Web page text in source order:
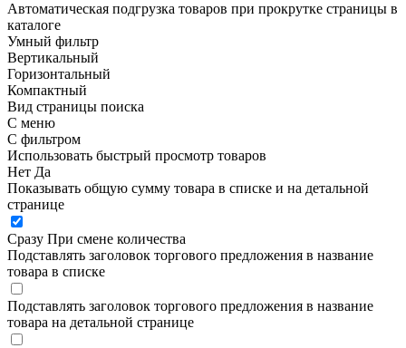
Автоматическая подгрузка товаров при прокрутке страницы в
каталоге
Умный фильтр
Вертикальный
Горизонтальный
Компактный
Вид страницы поиска
С меню
С фильтром
Использовать быстрый просмотр товаров
Нет Да
Показывать общую сумму товара в списке и на детальной
странице
Сразу При смене количества
Подставлять заголовок торгового предложения в название
товара в списке
Подставлять заголовок торгового предложения в название
товара на детальной странице